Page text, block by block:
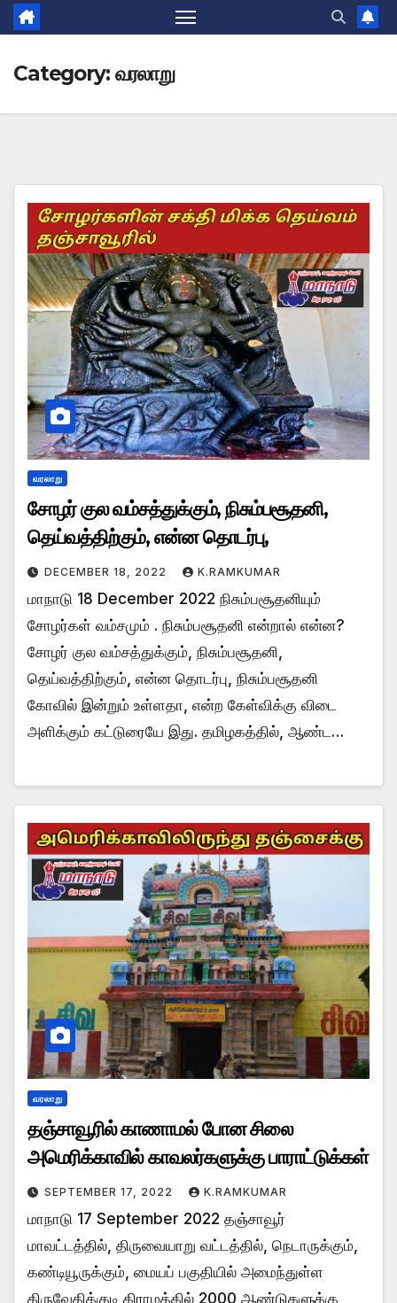
Category: வரலாறு
வரலாறு
சோழர் குல வம்சத்துக்கும், நிசும்பசூதனி,
தெய்வத்திற்கும், என்ன தொடர்பு,
DECEMBER 18, 2022 K.RAMKUMAR
மாநாடு 18 December 2022 நிசும்பசூதனியும்
சோழர்கள் வம்சமும் . நிசும்பசூதனி என்றால் என்ன?
சோழர் குல வம்சத்துக்கும், நிசும்பசூதனி,
தெய்வத்திற்கும், என்ன தொடர்பு, நிசும்பசூதனி
கோவில் இன்றும் உள்ளதா, என்ற கேள்விக்கு விடை
அளிக்கும் கட்டுரையே இது. தமிழகத்தில், ஆண்ட…
வரலாறு
தஞ்சாவூரில் காணாமல் போன சிலை
அமெரிக்காவில் காவலர்களுக்கு பாராட்டுக்கள்
SEPTEMBER 17, 2022 K.RAMKUMAR
மாநாடு 17 September 2022 தஞ்சாவூர்
மாவட்டத்தில், திருவையாறு வட்டத்தில், நெடாருக்கும்,
கண்டியூருக்கும், மையப் பகுதியில் அமைந்துள்ள
திருவேதிக்குடி கிராமத்தில் 2000 ஆண்டுகளுக்கு